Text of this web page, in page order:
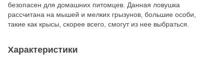
безопасен для домашних питомцев. Данная ловушка
рассчитана на мышей и мелких грызунов, большие особи,
такие как крысы, скорее всего, смогут из нее выбраться.
Характеристики